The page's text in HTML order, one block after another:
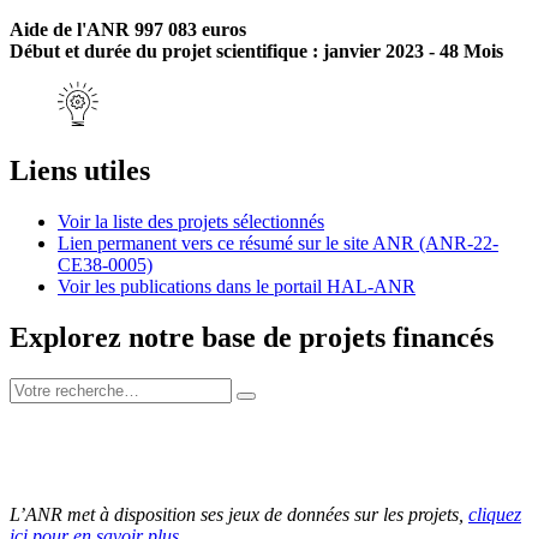
Aide de l'ANR 997 083 euros
Début et durée du projet scientifique : janvier 2023 - 48 Mois
Liens utiles
Voir la liste des projets sélectionnés
Lien permanent vers ce résumé sur le site ANR (ANR-22-
CE38-0005)
Voir les publications dans le portail HAL-ANR
Explorez notre base de projets financés
L’ANR met à disposition ses jeux de données sur les projets, cliquez